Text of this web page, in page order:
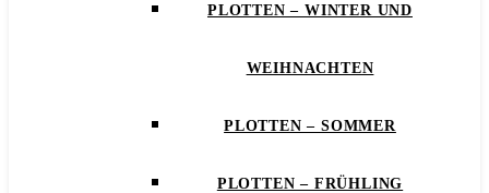
PLOTTEN – WINTER UND
WEIHNACHTEN
PLOTTEN – SOMMER
PLOTTEN – FRÜHLING